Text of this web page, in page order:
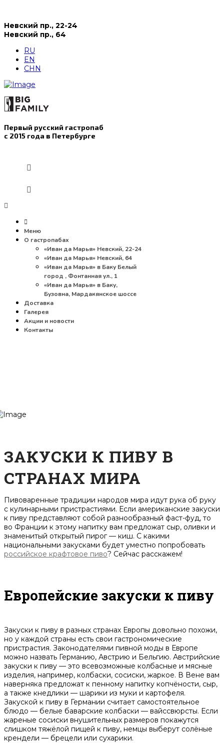
Невский пр., 22-24
Невский пр., 64
RU
EN
CHN
Первый русский гастропаб
с 2015 года в Петербурге
Меню
О гастропабах
«Иван да Марья» Невский, 22-24
«Иван да Марья» Невский, 64
«Иван да Марья» в Баку Белый
город , Фонтанная ул., 1
«Иван да Марья» в Баку,
Бузовна, Мардакянское шоссе
Доставка
Галерея
Акции и новости
Контакты
ЗАКУСКИ К ПИВУ В
СТРАНАХ МИРА
Пивоваренные традиции народов мира идут рука об руку
с кулинарными пристрастиями. Если американские закуски
к пиву представляют собой разнообразный фаст-фуд, то
во Франции к этому напитку вам предложат сыр, оливки и
знаменитый открытый пирог — киш. С какими
национальными закусками будет уместно попробовать
российское крафтовое пиво? Сейчас расскажем!
Европейские закуски к пиву
Закуски к пиву в разных странах Европы довольно похожи,
но у каждой страны есть свои гастрономические
пристрастия. Законодателями пивной моды в Европе
можно назвать Германию, Австрию и Бельгию. Австрийские
закуски к пиву — это всевозможные колбасные и мясные
изделия, например, колбаски, сосиски, жаркое. В Вене вам
наверняка предложат к пенному напитку копчёности, сыр,
а также кнедлики — шарики из муки и картофеля.
Закуской к пиву в Германии считает самостоятельное
блюдо — белые баварские колбаски — вайссвюрсты. Если
жареные сосиски внушительных размеров покажутся
слишком тяжёлой пищей к пиву, немцы выберут солёные
крендели — брецели или сухарики.